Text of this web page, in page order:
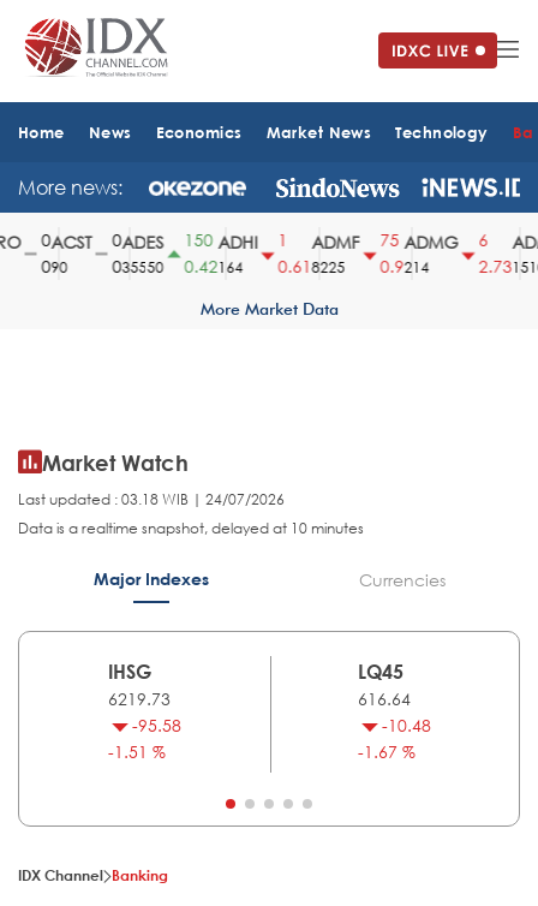
Home News Economics Market News Technology
More news:
ACST
90
ADES
35550
150
0.42
ADHI
164
0.61
ADMF
8225
75
0.9
ADMG
214
2.731510
More Market Data
Market Watch
Last updated : 03.18 WIB | 24/07/2026
Data is a realtime snapshot, delayed at 10 minutes
Major Indexes Currencies
IHSG
6219.73
-95.58
-1.51 %
LQ45
616.64
-10.48
-1.67 %
IDX Channel Banking